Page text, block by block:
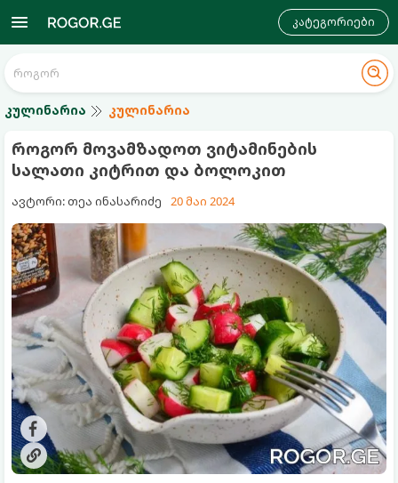
კატეგორიები
კულინარია კულინარია
როგორ მოვამზადოთ ვიტამინების
სალათი კიტრით და ბოლოკით
ავტორი: თეა ინასარიძე 20 მაი 2024